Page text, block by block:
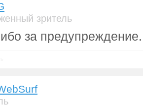
зритель
за